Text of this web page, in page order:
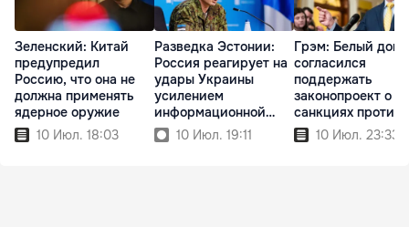
Зеленский: Китай
предупредил
Россию, что она не
должна применять
ядерное оружие
10 Июл. 18:03
Разведка Эстонии:
Россия реагирует на
удары Украины
усилением
информационной
войны10 Июл. 19:11
Грэм: Белый дом
согласился
поддержать
законопроект о
санкциях против
России10 Июл. 23:33